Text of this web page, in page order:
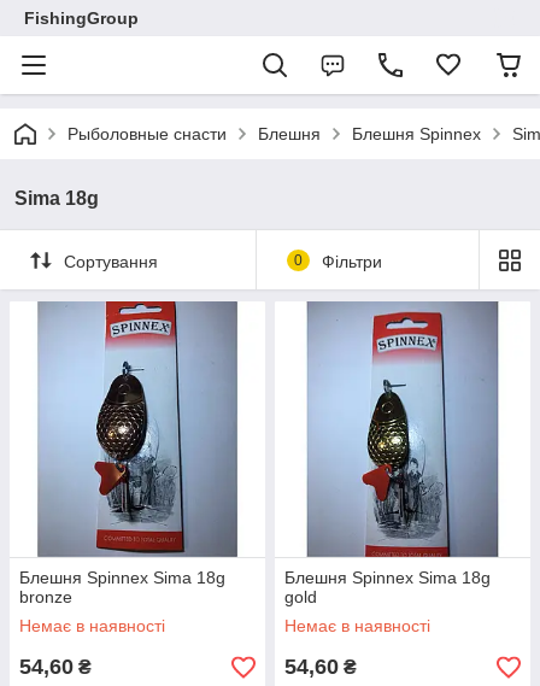
FishingGroup
Рыболовные снасти Блешня Блешня Spinnex
Sima 18g
Сортування 0 Фільтри
Блешня Spinnex Sima 18g
bronze
Немає в наявності
54,60 ₴
Блешня Spinnex Sima 18g
gold
Немає в наявності
54,60 ₴